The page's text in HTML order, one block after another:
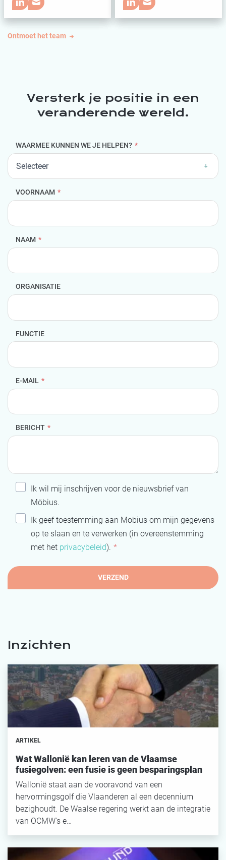
Ontmoet het team
Versterk je positie in een
veranderende wereld.
WAARMEE KUNNEN WE JE HELPEN? *
VOORNAAM *
NAAM *
ORGANISATIE
FUNCTIE
E-MAIL *
BERICHT *
Ik wil mij inschrijven voor de nieuwsbrief van
Möbius.
Ik geef toestemming aan Mobius om mijn gegevens
op te slaan en te verwerken (in overeenstemming
met het privacybeleid). *
Inzichten
ARTIKEL
Wat Wallonië kan leren van de Vlaamse
fusiegolven: een fusie is geen besparingsplan
Wallonië staat aan de vooravond van een
hervormingsgolf die Vlaanderen al een decennium
bezighoudt. De Waalse regering werkt aan de integratie
van OCMW's e…